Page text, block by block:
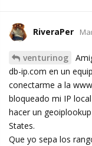
RiveraPer
venturinog
db-ip.com en un
conectarme a la
bloqueado mi IP
hacer un
States.
Que yo sepa los